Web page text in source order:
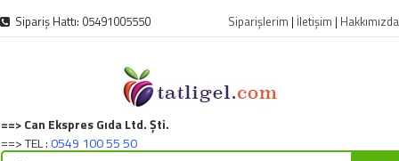
Sipariş Hattı: 05491005550 Siparişlerim | İletişim | Hakkımızda
Can Ekspres Gıda Ltd. Şti.
TEL :0549 100 55 50